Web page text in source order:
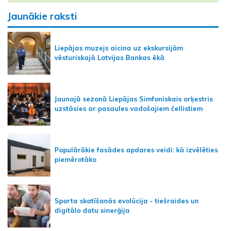
Jaunākie raksti
Liepājas muzejs aicina uz ekskursijām
vēsturiskajā Latvijas Bankas ēkā
Jaunajā sezonā Liepājas Simfoniskais orķestris
uzstāsies ar pasaules vadošajiem čellistiem
Populārākie fasādes apdares veidi: kā izvēlēties
piemērotāko
Sporta skatīšanās evolūcija - tiešraides un
digitālo datu sinerģija